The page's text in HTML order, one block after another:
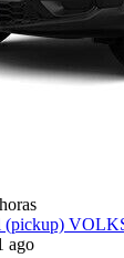
(pickup)
ago